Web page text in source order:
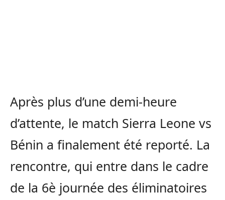
Après plus d’une demi-heure
d’attente, le match Sierra Leone vs
Bénin a finalement été reporté. La
rencontre, qui entre dans le cadre
de la 6è journée des éliminatoires